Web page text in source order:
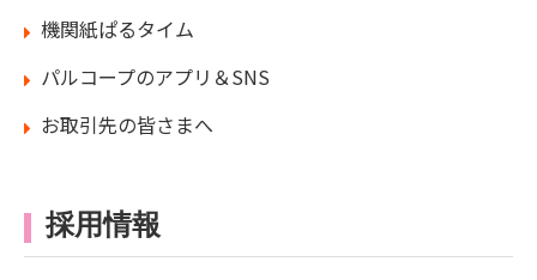
機関紙ぱるタイム
パルコープのアプリ＆SNS
お取引先の皆さまへ
採用情報